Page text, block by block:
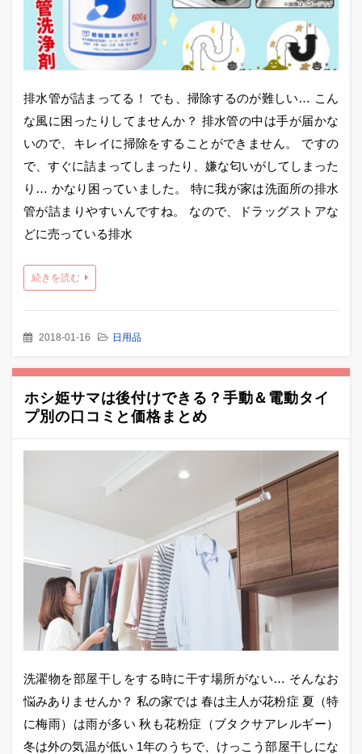
排水管が詰まってる！ でも、掃除するのが難しい… こん
な風に困ったりしてませんか？ 排水管の中は手が届かな
いので、キレイに掃除をすることができません。 ですの
で、すぐに詰まってしまったり、嫌な匂いがしてしまった
り… かなり困っていました。 特に我が家は洗面所の排水
管が詰まりやすいんですね。 なので、ドラッグストアな
どに売っている排水
続きを読む
2018-01-16 日用品
ホシ姫サマは後付けできる？手動＆電動タイ
プ別の口コミと価格まとめ
洗濯物を部屋干しをする時に干す場所がない… そんなお
悩みありませんか？ 私の家では 春は主人が花粉症 夏（特
に梅雨）は雨が多い 秋も花粉症（ブタクサアレルギー）
冬は外の気温が低い 1年のうちで、けっこう部屋干しにな